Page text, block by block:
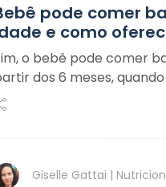
pode comer
e como
o bebê pode comer
dos 6 meses,
Giselle Gattai |